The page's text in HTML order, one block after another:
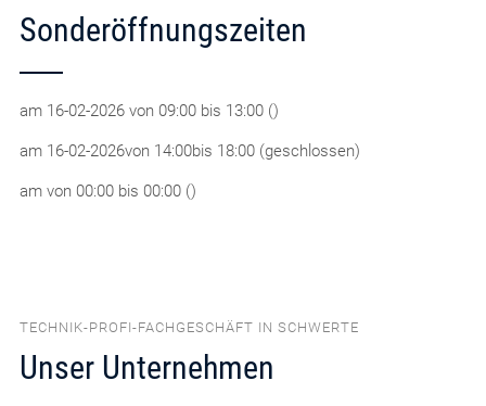
Sonderöffnungszeiten
am 16-02-2026 von 09:00 bis 13:00 ()
am 16-02-2026von 14:00bis 18:00 (geschlossen)
am von 00:00 bis 00:00 ()
TECHNIK-PROFI-FACHGESCHÄFT IN SCHWERTE
Unser Unternehmen